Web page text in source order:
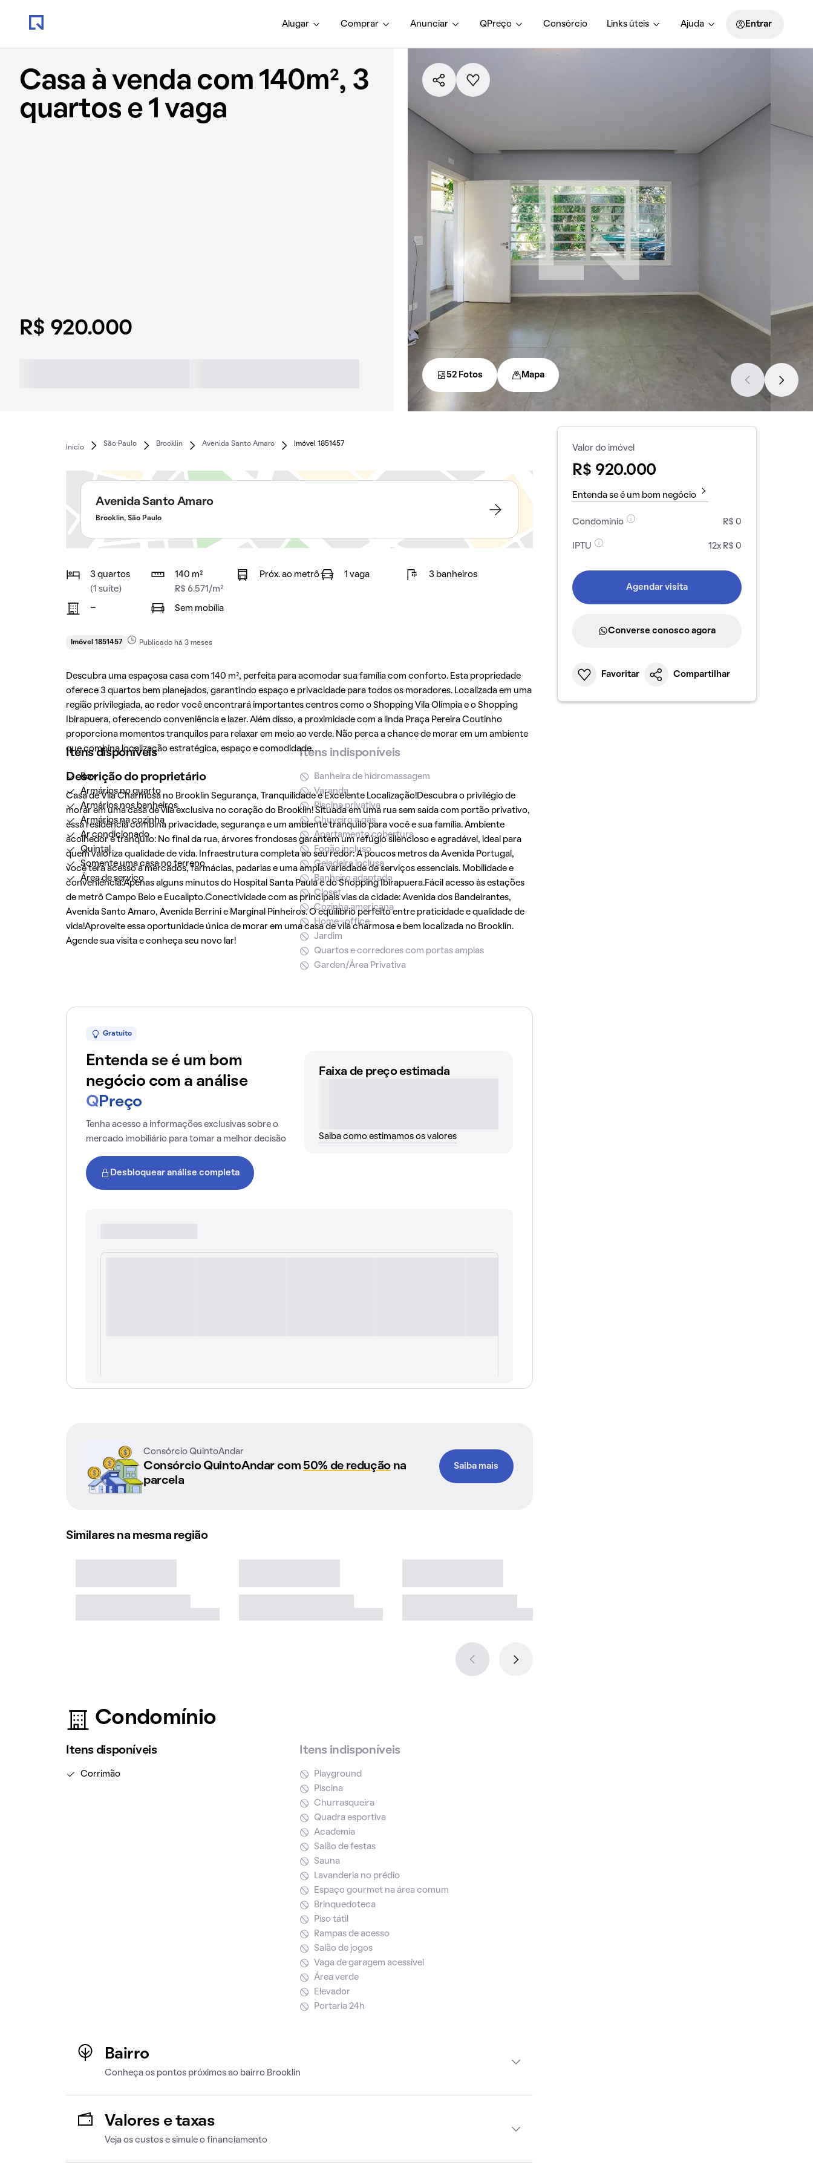
Alugar Comprar Anunciar QPreço Consórcio Links úteis Ajuda Entrar
Casa à venda com 140m², 3
quartos e 1 vaga
R$ 920.000
52 Fotos Mapa
Início
São Paulo Brooklin Avenida Santo Amaro Imóvel 1851457
Avenida Santo Amaro
Brooklin, São Paulo
3 quartos
(1 suíte)
140 m²
R$ 6.571/m²
Próx. ao metrô 1 vaga 3 banheiros
- Sem mobília
Imóvel 1851457 Publicado há 3 meses
Descubra uma espaçosa casa com 140 m², perfeita para acomodar sua família com conforto. Esta propriedade
oferece 3 quartos bem planejados, garantindo espaço e privacidade para todos os moradores. Localizada em uma
região privilegiada, ao redor você encontrará importantes centros como o Shopping Vila Olímpia e o Shopping
Ibirapuera, oferecendo conveniência e lazer. Além disso, a proximidade com a linda Praça Pereira Coutinho
proporciona momentos tranquilos para relaxar em meio ao verde. Não perca a chance de morar em um ambiente
que combina localização estratégica, espaço e comodidade.
Descrição do proprietário
Casa de Vila Charmosa no Brooklin Segurança, Tranquilidade e Excelente Localização!Descubra o privilégio de
morar em uma casa de vila exclusiva no coração do Brooklin! Situada em uma rua sem saída com portão privativo,
essa residência combina privacidade, segurança e um ambiente tranquilo para você e sua família. Ambiente
acolhedor e tranquilo: No final da rua, árvores frondosas garantem um refúgio silencioso e agradável, ideal para
quem valoriza qualidade de vida. Infraestrutura completa ao seu redor: A poucos metros da Avenida Portugal,
você terá acesso a mercados, farmácias, padarias e uma ampla variedade de serviços essenciais. Mobilidade e
conveniência:Apenas alguns minutos do Hospital Santa Paula e do Shopping Ibirapuera.Fácil acesso às estações
de metrô Campo Belo e Eucalipto.Conectividade com as principais vias da cidade: Avenida dos Bandeirantes,
Avenida Santo Amaro, Avenida Berrini e Marginal Pinheiros. O equilíbrio perfeito entre praticidade e qualidade de
vida!Aproveite essa oportunidade única de morar em uma casa de vila charmosa e bem localizada no Brooklin.
Agende sua visita e conheça seu novo lar!
Itens disponíveis
Box
Armários no quarto
Armários nos banheiros
Armários na cozinha
Ar condicionado
Quintal
Somente uma casa no terreno
Área de serviço
Itens indisponíveis
Banheira de hidromassagem
Varanda
Piscina privativa
Chuveiro a gás
Apartamento cobertura
Fogão incluso
Geladeira inclusa
Banheiro adaptado
Closet
Cozinha americana
Home-office
Jardim
Quartos e corredores com portas amplas
Garden/Área Privativa
Gratuito
Entenda se é um bom
negócio com a análise
Q Preço
Tenha acesso a informações exclusivas sobre o
mercado imobiliário para tomar a melhor decisão
Desbloquear análise completa
Faixa de preço estimada
Saiba como estimamos os valores
Consórcio QuintoAndar
Consórcio QuintoAndar com 50% de reduçãona
parcela
Saiba mais
Similares na mesma região
Condomínio
Itens disponíveis
Corrimão
Itens indisponíveis
Playground
Piscina
Churrasqueira
Quadra esportiva
Academia
Salão de festas
Sauna
Lavanderia no prédio
Espaço gourmet na área comum
Brinquedoteca
Piso tátil
Rampas de acesso
Salão de jogos
Vaga de garagem acessível
Área verde
Elevador
Portaria 24h
Bairro
Conheça os pontos próximos ao bairro Brooklin
Valores e taxas
Veja os custos e simule o financiamento
Valor do imóvel
R$ 920.000
Entenda se é um bom negócio
Condomínio R$ 0
IPTU 12x R$ 0
Agendar visita
Converse conosco agora
Favoritar Compartilhar